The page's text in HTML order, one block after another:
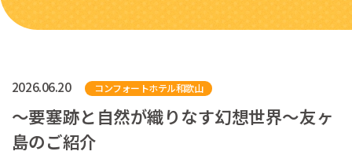
2026.06.20 コンフォートホテル和歌山
～要塞跡と自然が織りなす幻想世界～友ヶ
島のご紹介